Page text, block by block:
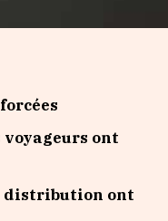
ont
distribution ont